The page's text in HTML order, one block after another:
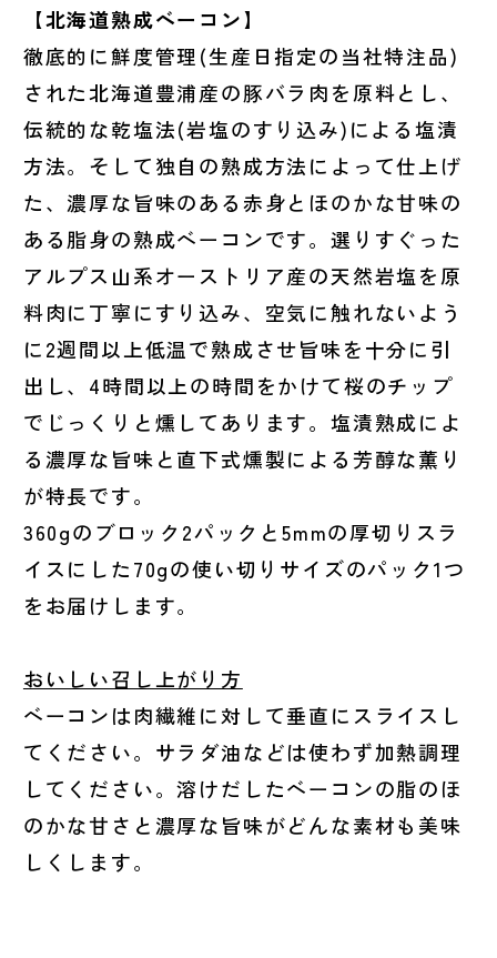
【北海道熟成ベーコン】
徹底的に鮮度管理(生産日指定の当社特注品)
された北海道豊浦産の豚バラ肉を原料とし、
伝統的な乾塩法(岩塩のすり込み)による塩漬
方法。そして独自の熟成方法によって仕上げ
た、濃厚な旨味のある赤身とほのかな甘味の
ある脂身の熟成ベーコンです。選りすぐった
アルプス山系オーストリア産の天然岩塩を原
料肉に丁寧にすり込み、空気に触れないよう
に2週間以上低温で熟成させ旨味を十分に引
出し、4時間以上の時間をかけて桜のチップ
でじっくりと燻してあります。塩漬熟成によ
る濃厚な旨味と直下式燻製による芳醇な薫り
が特長です。
360gのブロック2パックと5mmの厚切りスラ
イスにした70gの使い切りサイズのパック1つ
をお届けします。
おいしい召し上がり方
ベーコンは肉繊維に対して垂直にスライスし
てください。サラダ油などは使わず加熱調理
してください。溶けだしたベーコンの脂のほ
のかな甘さと濃厚な旨味がどんな素材も美味
しくします。